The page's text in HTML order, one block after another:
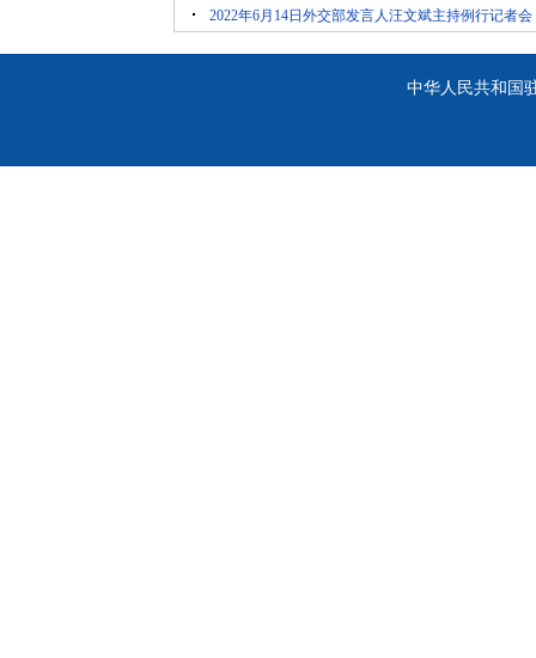
2022年6月14日外交部发言人汪文斌主持例行记者会
中华人民共和国